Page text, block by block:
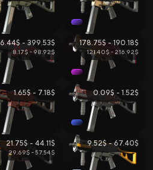
6.44$ - 399.53$
8.17$ - 98.92$
178.75$ - 190.18$
121.40$ - 216.92$
1.65$ - 7.18$ 0.09$ - 1.52$
21.75$ - 44.11$
29.69$ - 57.54$
9.52$ - 67.40$